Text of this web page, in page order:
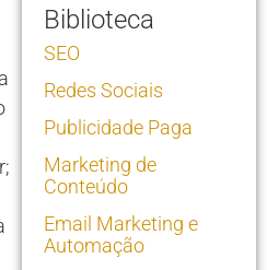
Biblioteca
SEO
Redes Sociais
Publicidade Paga
Marketing de
Conteúdo
Email Marketing e
Automação